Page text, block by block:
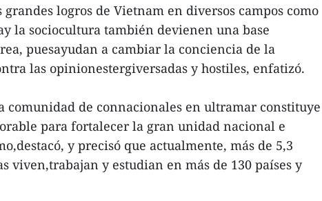
logros de Vietnam en diversos campos como
la sociocultura también devienen una base
puesayudan a cambiar la conciencia de la
las opinionestergiversadas y hostiles, enfatizó.
comunidad de connacionales en ultramar constituye
para fortalecer la gran unidad nacional e
y precisó que actualmente, más de 5,3
viven,trabajan y estudian en más de 130 países y